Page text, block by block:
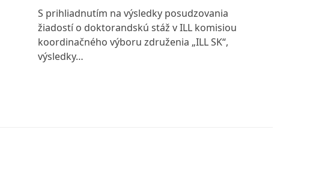
S prihliadnutím na výsledky posudzovania
žiadostí o doktorandskú stáž v ILL komisiou
koordinačného výboru združenia „ILL SK“,
výsledky…